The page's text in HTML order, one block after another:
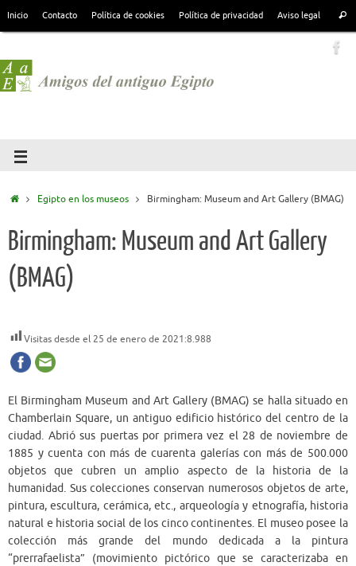
Inicio Contacto Política de cookies Política de privacidad Aviso legal
Egipto en los museos Birmingham: Museum and Art Gallery (BMAG)
Birmingham: Museum and Art Gallery
(BMAG)
Visitas desde el 25 de enero de 2021:8.988
El Birmingham Museum and Art Gallery (BMAG) se halla situado en
Chamberlain Square, un antiguo edificio histórico del centro de la
ciudad. Abrió sus puertas por primera vez el 28 de noviembre de
1885 y cuenta con más de cuarenta galerías con más de 500.000
objetos que cubren un amplio aspecto de la historia de la
humanidad. Sus colecciones conservan numerosos objetos de arte,
pintura, escultura, cerámica, etc., arqueología y etnografía, historia
natural e historia social de los cinco continentes. El museo posee la
colección más grande del mundo dedicada a la pintura
“prerrafaelista” (movimiento pictórico que se caracterizaba en